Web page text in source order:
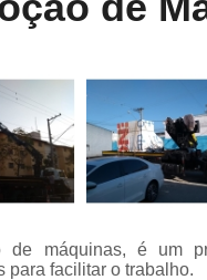
de máquinas, é um
para facilitar o trabalho.